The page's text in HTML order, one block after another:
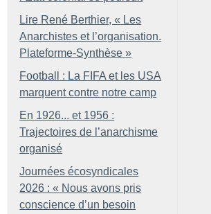
Lire René Berthier, « Les
Anarchistes et l’organisation.
Plateforme-Synthèse »
Football : La FIFA et les USA
marquent contre notre camp
En 1926... et 1956 :
Trajectoires de l’anarchisme
organisé
Journées écosyndicales
2026 : « Nous avons pris
conscience d’un besoin